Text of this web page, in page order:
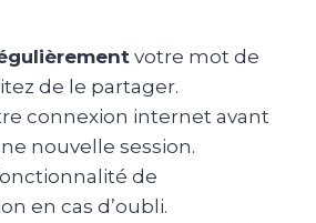
votre mot de
de le partager.
connexion internet avant
nouvelle session.
de
en cas d’oubli.